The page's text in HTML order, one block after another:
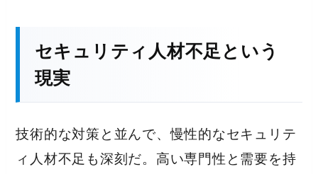
セキュリティ人材不足という
現実
技術的な対策と並んで、慢性的なセキュリテ
ィ人材不足も深刻だ。高い専門性と需要を持